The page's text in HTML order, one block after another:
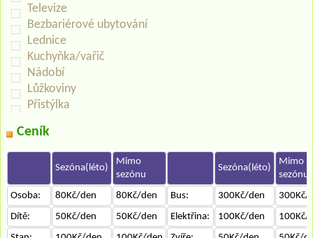
Televize
Bezbariérové ubytování
Lednice
Kuchyňka/vařič
Nádobí
Lůžkoviny
Přistýlka
Ceník
Sezóna(léto)
Mimo
sezónu
Sezóna(léto)
Mimo
sezónu
Osoba:
80Kč/den 80Kč/den Bus: 300Kč/den
300Kč/
Dítě:
50Kč/den 50Kč/den Elektřina: 100Kč/den
100Kč/